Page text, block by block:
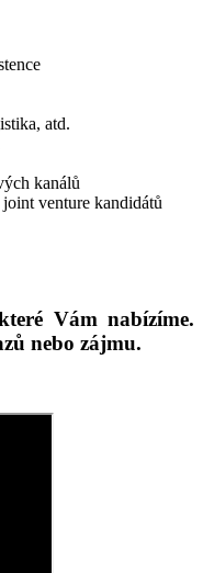
atd.
kanálů
venture kandidátů
Vám nabízíme.
nebo zájmu.